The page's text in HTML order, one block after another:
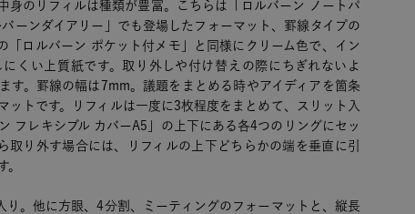
身のリフィルは種類が豊富。こちらは「ロルバーン ノートパ
ーンダイアリー」でも登場したフォーマット、罫線タイプの
「ロルバーン ポケット付メモ」と同様にクリーム色で、イン
くい上質紙です。取り外しや付け替えの際にちぎれないよ
す。罫線の幅は7mm。議題をまとめる時やアイディアを箇条
ットです。リフィルは一度に3枚程度をまとめて、スリット入
フレキシブル カバーA5」の上下にある各4つのリングにセッ
取り外す場合には、リフィルの上下どちらかの端を垂直に引
。
り。他に方眼、4分割、ミーティングのフォーマットと、縦長